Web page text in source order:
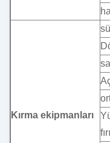
Kırma ekipmanları